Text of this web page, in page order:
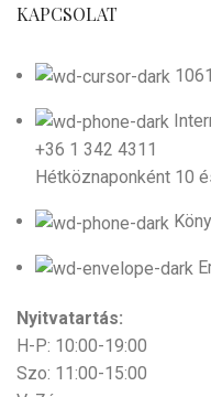
KAPCSOLAT
+36 1 342 4311
Hétköznaponként 10
Nyitvatartás:
H-P: 10:00-19:00
Szo: 11:00-15:00